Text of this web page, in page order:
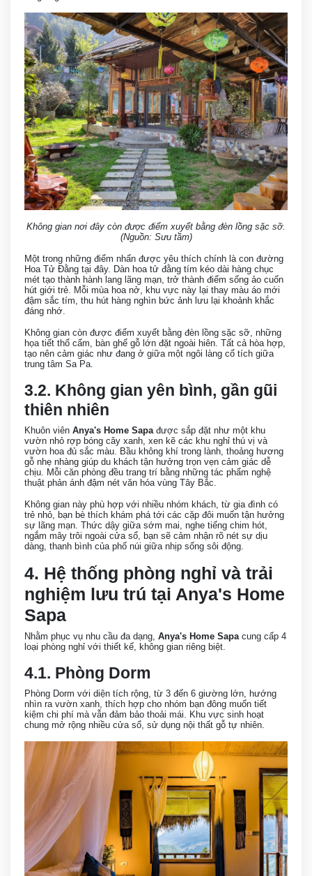
Không gian nơi đây còn được điểm xuyết bằng đèn lồng sặc sỡ.
(Nguồn: Sưu tầm)
Một trong những điểm nhấn được yêu thích chính là con đường
Hoa Tử Đằng tại đây. Dàn hoa tử đằng tím kéo dài hàng chục
mét tạo thành hành lang lãng mạn, trở thành điểm sống ảo cuốn
hút giới trẻ. Mỗi mùa hoa nở, khu vực này lại thay màu áo mới
đậm sắc tím, thu hút hàng nghìn bức ảnh lưu lại khoảnh khắc
đáng nhớ.
Không gian còn được điểm xuyết bằng đèn lồng sặc sỡ, những
họa tiết thổ cẩm, bàn ghế gỗ lớn đặt ngoài hiên. Tất cả hòa hợp,
tạo nên cảm giác như đang ở giữa một ngôi làng cổ tích giữa
trung tâm Sa Pa.
3.2. Không gian yên bình, gần gũi
thiên nhiên
Khuôn viên Anya's Home Sapa được sắp đặt như một khu
vườn nhỏ rợp bóng cây xanh, xen kẽ các khu nghỉ thú vị và
vườn hoa đủ sắc màu. Bầu không khí trong lành, thoảng hương
gỗ nhẹ nhàng giúp du khách tận hưởng trọn vẹn cảm giác dễ
chịu. Mỗi căn phòng đều trang trí bằng những tác phẩm nghệ
thuật phản ánh đậm nét văn hóa vùng Tây Bắc.
Không gian này phù hợp với nhiều nhóm khách, từ gia đình có
trẻ nhỏ, bạn bè thích khám phá tới các cặp đôi muốn tận hưởng
sự lãng mạn. Thức dậy giữa sớm mai, nghe tiếng chim hót,
ngắm mây trôi ngoài cửa sổ, bạn sẽ cảm nhận rõ nét sự dịu
dàng, thanh bình của phố núi giữa nhịp sống sôi động.
4. Hệ thống phòng nghỉ và trải
nghiệm lưu trú tại Anya's Home
Sapa
Nhằm phục vụ nhu cầu đa dạng, Anya's Home Sapa cung cấp 4
loại phòng nghỉ với thiết kế, không gian riêng biệt.
4.1. Phòng Dorm
Phòng Dorm với diện tích rộng, từ 3 đến 6 giường lớn, hướng
nhìn ra vườn xanh, thích hợp cho nhóm bạn đông muốn tiết
kiệm chi phí mà vẫn đảm bảo thoải mái. Khu vực sinh hoạt
chung mở rộng nhiều cửa sổ, sử dụng nội thất gỗ tự nhiên.